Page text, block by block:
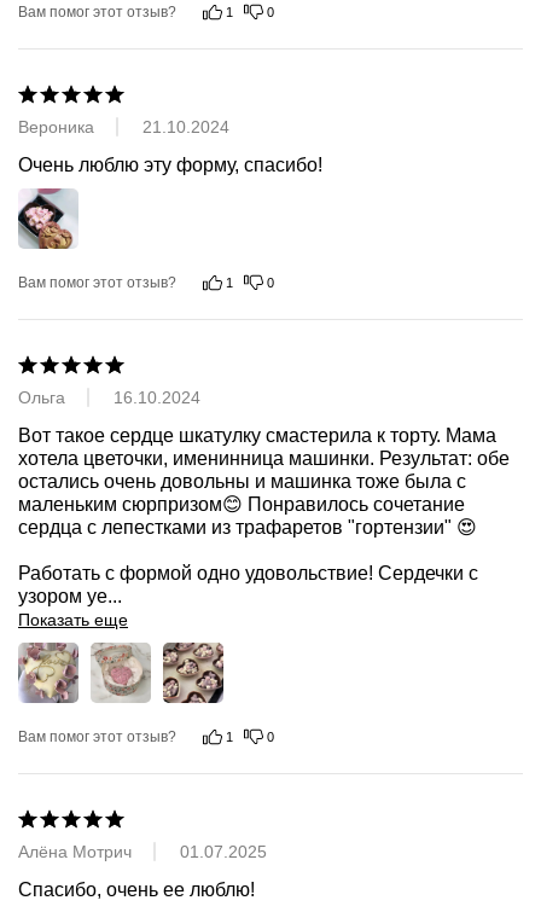
Вам помог этот отзыв? 1 0
Вероника 21.10.2024
Очень люблю эту форму, спасибо!
Вам помог этот отзыв? 1 0
Ольга 16.10.2024
Вот такое сердце шкатулку смастерила к торту. Мама
хотела цветочки, именинница машинки. Результат: обе
остались очень довольны и машинка тоже была с
маленьким сюрпризом😊 Понравилось сочетание
сердца с лепестками из трафаретов "гортензии" 😍
Работать с формой одно удовольствие! Сердечки с
узором уе...
Показать еще
Вам помог этот отзыв? 1 0
Алёна Мотрич 01.07.2025
Спасибо, очень ее люблю!